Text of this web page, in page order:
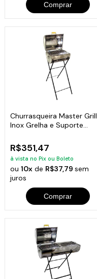
Comprar
Churrasqueira Master Grill
Inox Grelha e Suporte
R$351,47
à vista no Pix ou Boleto
ou10x de R$37,79sem
juros
Comprar